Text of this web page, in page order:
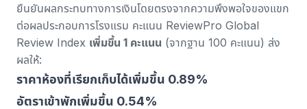
ยืนยันผลกระทบทางการเงินโดยตรงจากความพึงพอใจของแขก
ต่อผลประกอบการโรงแรม คะแนน ReviewPro Global
Review Index เพิ่มขึ้น 1 คะแนน (จากฐาน 100 คะแนน) ส่ง
ผลให้:
ราคาห้องที่เรียกเก็บได้เพิ่มขึ้น 0.89%
อัตราเข้าพักเพิ่มขึ้น 0.54%